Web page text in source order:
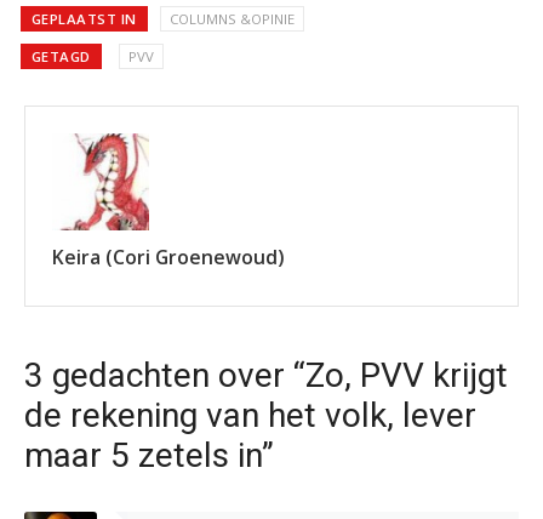
GEPLAATST IN COLUMNS &OPINIE
GETAGD PVV
Keira (Cori Groenewoud)
3 gedachten over “Zo, PVV krijgt
de rekening van het volk, lever
maar 5 zetels in”